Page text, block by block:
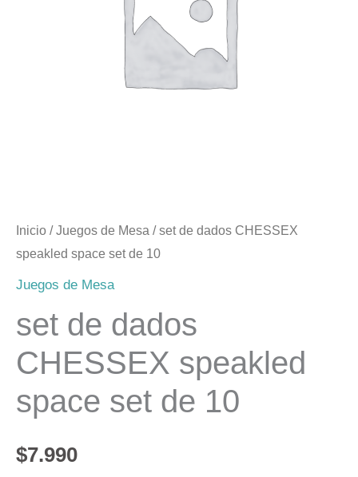
Inicio /Juegos de Mesa / set de dados CHESSEX
speakled space set de 10
Juegos de Mesa
set de dados
CHESSEX speakled
space set de 10
$7.990